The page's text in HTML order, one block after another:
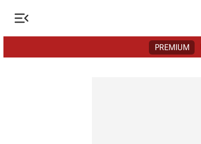

PREMIUM